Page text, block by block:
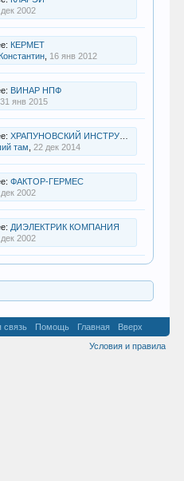
2002
КЕРМЕТ
, 16 янв 2012
ВИНАР НПФ
31 янв 2015
ХРАПУНОВСКИЙ ИНСТРУМЕНТАЛЬНЫЙ ЗАВОД
там 22 дек 2014
ФАКТОР-ГЕРМЕС
2002
ДИЭЛЕКТРИК КОМПАНИЯ
2002
связь Помощь Главная
Вверх
Условия и правила